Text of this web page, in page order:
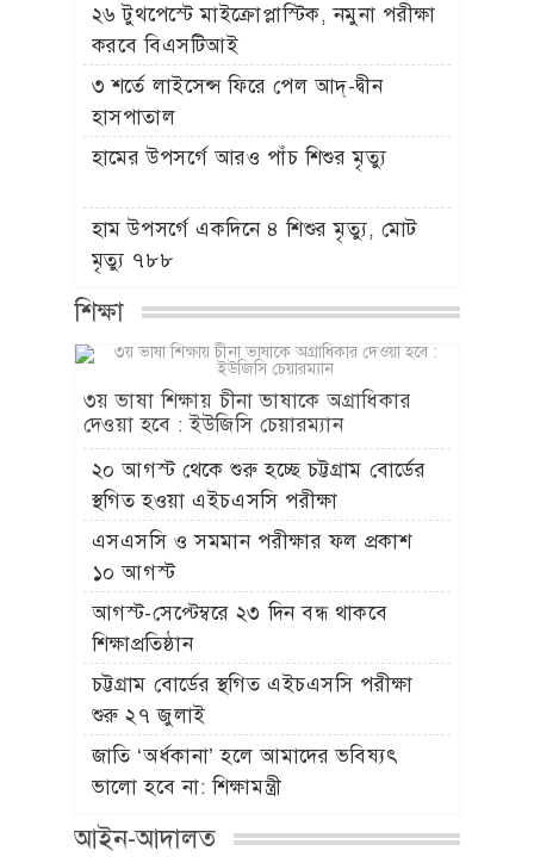
২৬ টুথপেস্টে মাইক্রোপ্লাস্টিক, নমুনা পরীক্ষা
করবে বিএসটিআই
৩ শর্তে লাইসেন্স ফিরে পেল আদ্-দ্বীন
হাসপাতাল
হামের উপসর্গে আরও পাঁচ শিশুর মৃত্যু
হাম উপসর্গে একদিনে ৪ শিশুর মৃত্যু, মোট
মৃত্যু ৭৮৮
শিক্ষা
৩য় ভাষা শিক্ষায় চীনা ভাষাকে অগ্রাধিকার
দেওয়া হবে : ইউজিসি চেয়ারম্যান
২০ আগস্ট থেকে শুরু হচ্ছে চট্টগ্রাম বোর্ডের
স্থগিত হওয়া এইচএসসি পরীক্ষা
এসএসসি ও সমমান পরীক্ষার ফল প্রকাশ
১০ আগস্ট
আগস্ট-সেপ্টেম্বরে ২৩ দিন বন্ধ থাকবে
শিক্ষাপ্রতিষ্ঠান
চট্টগ্রাম বোর্ডের স্থগিত এইচএসসি পরীক্ষা
শুরু ২৭ জুলাই
জাতি ‘অর্ধকানা’ হলে আমাদের ভবিষ্যৎ
ভালো হবে না: শিক্ষামন্ত্রী
আইন-আদালত